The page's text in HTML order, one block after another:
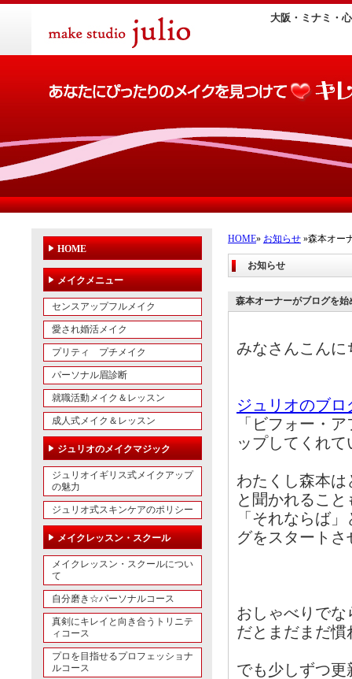
大阪・ミナミ・
HOME» お知らせ »森本オー
お知らせ
森本オーナーがブログを始
みなさんこんに
ジュリオのブロ
「ビフォー・
ップしてくれて
わたくし森本
と聞かれること
「それならば
グをスタート
おしゃべりで
だとまだまだ慣
でも少しずつ
HOME
メイクメニュー
センスアップフルメイク
愛され婚活メイク
プリティ プチメイク
パーソナル眉診断
就職活動メイク＆レッスン
成人式メイク＆レッスン
ジュリオのメイクマジック
ジュリオイギリス式メイクアップ
の魅力
ジュリオ式スキンケアのポリシー
メイクレッスン・スクール
メイクレッスン・スクールについ
て
自分磨き☆パーソナルコース
真剣にキレイと向き合うトリニテ
ィコース
プロを目指せるプロフェッショナ
ルコース